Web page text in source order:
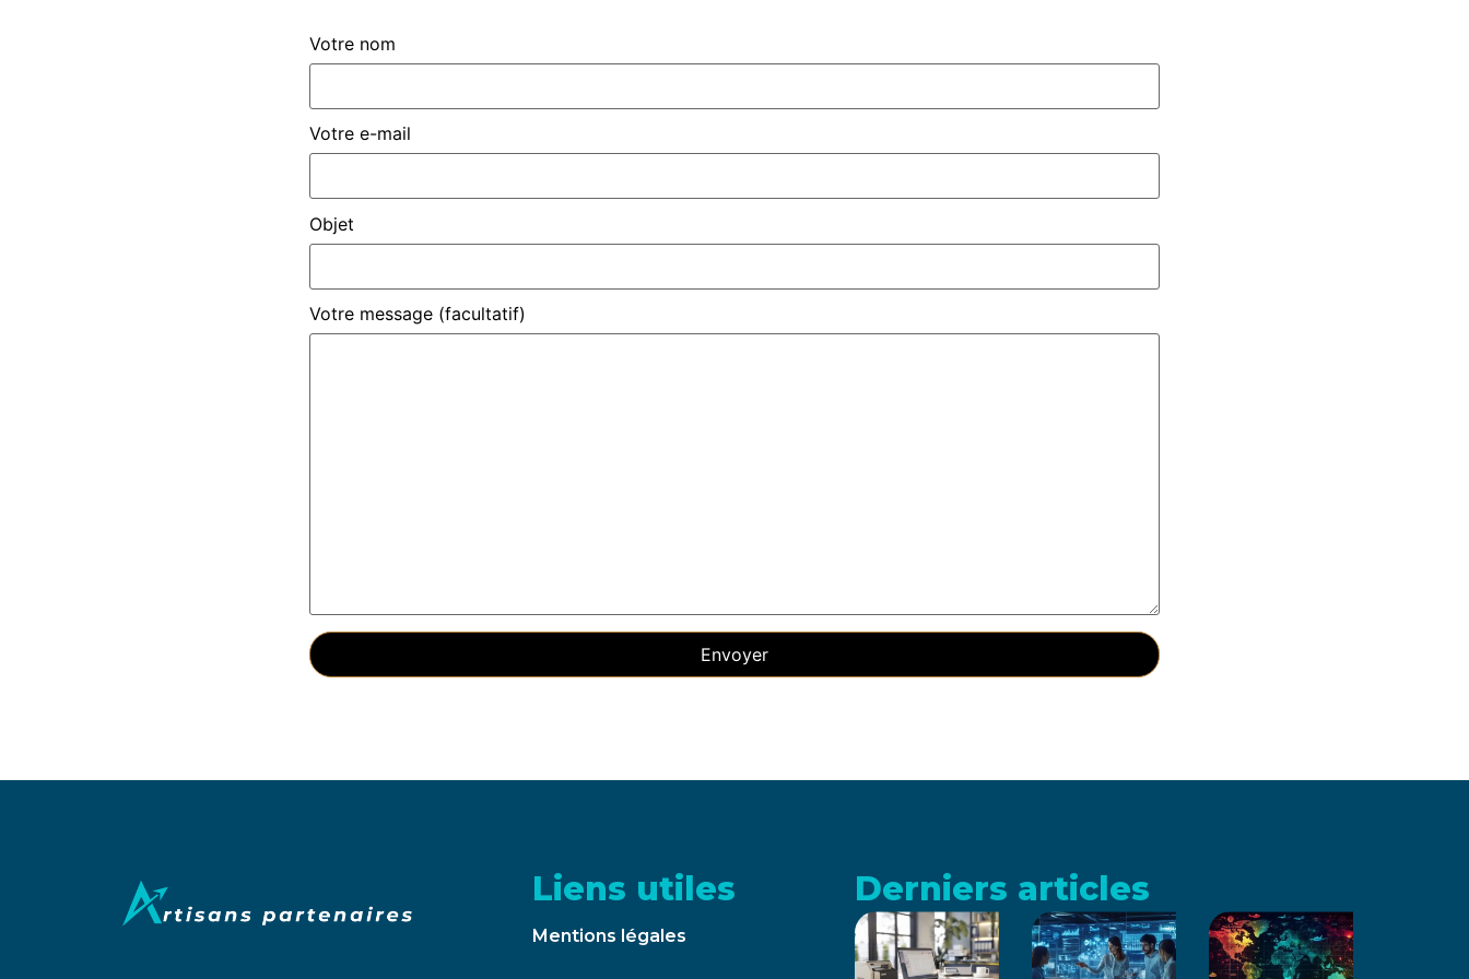
Votre nom
Votre e-mail
Objet
Votre message (facultatif)
Liens utiles
Mentions légales
Derniers articles